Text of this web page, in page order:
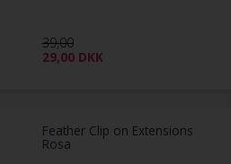
39,00
29,00 DKK
Feather Clip on Extensions
Rosa